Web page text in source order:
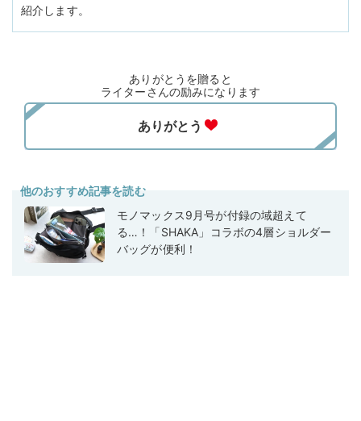
紹介します。
ありがとうを贈ると
ライターさんの励みになります
他のおすすめ記事を読む
モノマックス9月号が付録の域超えて
る…！「SHAKA」コラボの4層ショルダー
バッグが便利！